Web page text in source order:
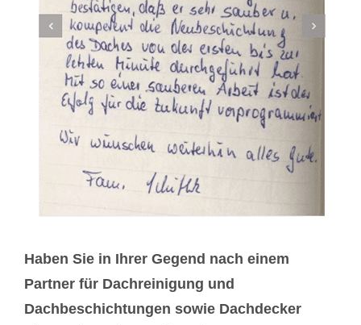
Haben Sie in Ihrer Gegend nach einem
Partner für Dachreinigung und
Dachbeschichtungen sowie Dachdecker